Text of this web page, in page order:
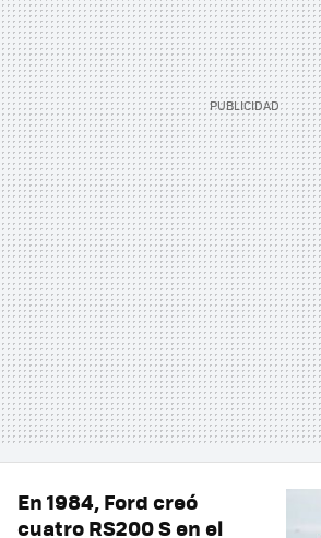
En 1984, Ford creó
cuatro RS200 S en el